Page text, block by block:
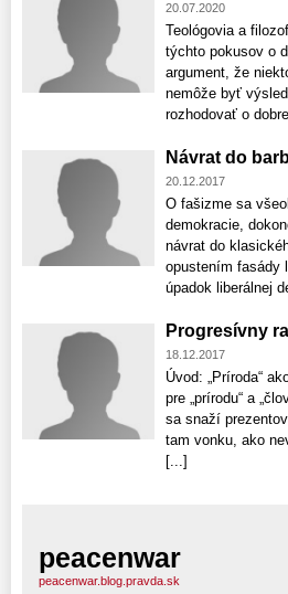
20.07.2020
Teológovia a
týchto pokusov o
argument, že
nemôže byť
rozhodovať o
Návrat do
20.12.2017
O fašizme sa
demokracie,
návrat do
opustením fasády
úpadok liberálnej
Progresívny
18.12.2017
Úvod: „Príroda“
pre „prírodu“ a
sa snaží
tam vonku, ako
[...]
peacenwar
peacenwar.blog.pravda.sk